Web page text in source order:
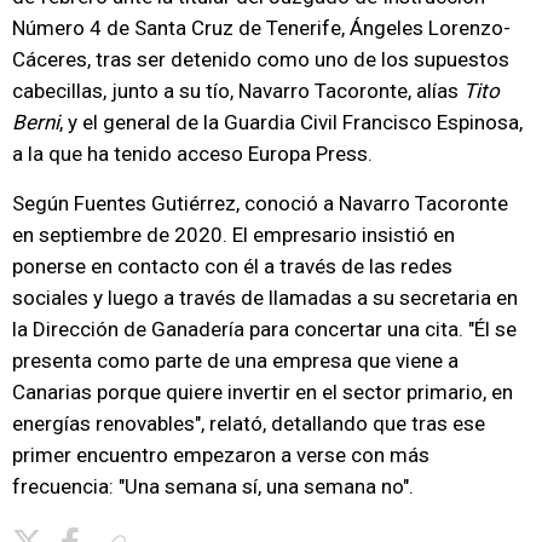
Número 4 de Santa Cruz de Tenerife, Ángeles Lorenzo-
Cáceres, tras ser detenido como uno de los supuestos
cabecillas, junto a su tío, Navarro Tacoronte, alías Tito
Berni, y el general de la Guardia Civil Francisco Espinosa,
a la que ha tenido acceso Europa Press.
Según Fuentes Gutiérrez, conoció a Navarro Tacoronte
en septiembre de 2020. El empresario insistió en
ponerse en contacto con él a través de las redes
sociales y luego a través de llamadas a su secretaria en
la Dirección de Ganadería para concertar una cita. "Él se
presenta como parte de una empresa que viene a
Canarias porque quiere invertir en el sector primario, en
energías renovables", relató, detallando que tras ese
primer encuentro empezaron a verse con más
frecuencia: "Una semana sí, una semana no".